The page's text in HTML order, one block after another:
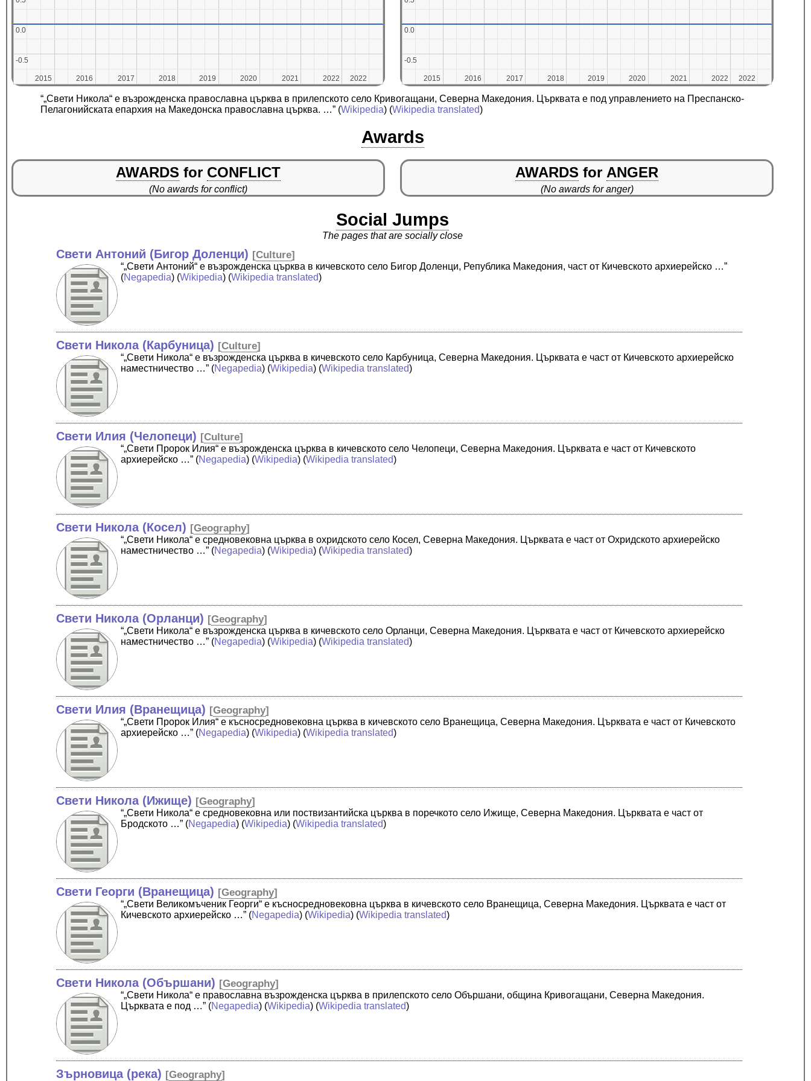
2015
2015 2016
2016 2017
2017 2018
2018 2019
2019 2020
2020 2021
2021 2022
2022 2022
2022
-0.5
-0.5
0.0
0.0
2015
2015 2016
2016 2017
2017 2018
2018 2019
2019 2020
2020 2021
2021 2022
2022 2022
2022
-0.5
-0.5
0.0
0.0
“„Свети Никола“ е възрожденска православна църква в прилепското село Кривогащани, Северна Македония. Църквата е под управлението на Преспанско-
Пелагонийската епархия на Македонска православна църква. …” (Wikipedia) (Wikipedia translated)
Awards
AWARDS for CONFLICT
(No awards for conflict)
AWARDS for ANGER
(No awards for anger)
Social Jumps
The pages that are socially close
Свети Антоний (Бигор Доленци) [Culture]
“„Свети Антоний“ е възрожденска църква в кичевското село Бигор Доленци, Република Македония, част от Кичевското архиерейско …”
(Negapedia) (Wikipedia) (Wikipedia translated)
Свети Никола (Карбуница) [Culture]
“„Свети Никола“ е възрожденска църква в кичевското село Карбуница, Северна Македония. Църквата е част от Кичевското архиерейско
наместничество …” (Negapedia) (Wikipedia) (Wikipedia translated)
Свети Илия (Челопеци) [Culture]
“„Свети Пророк Илия“ е възрожденска църква в кичевското село Челопеци, Северна Македония. Църквата е част от Кичевското
архиерейско …” (Negapedia) (Wikipedia) (Wikipedia translated)
Свети Никола (Косел) [Geography]
“„Свети Никола“ е средновековна църква в охридското село Косел, Северна Македония. Църквата е част от Охридското архиерейско
наместничество …” (Negapedia) (Wikipedia) (Wikipedia translated)
Свети Никола (Орланци) [Geography]
“„Свети Никола“ е възрожденска църква в кичевското село Орланци, Северна Македония. Църквата е част от Кичевското архиерейско
наместничество …” (Negapedia) (Wikipedia) (Wikipedia translated)
Свети Илия (Вранещица) [Geography]
“„Свети Пророк Илия“ е късносредновековна църква в кичевското село Вранещица, Северна Македония. Църквата е част от Кичевското
архиерейско …” (Negapedia) (Wikipedia) (Wikipedia translated)
Свети Никола (Ижище) [Geography]
“„Свети Никола“ е средновековна или поствизантийска църква в поречкото село Ижище, Северна Македония. Църквата е част от
Бродското …” (Negapedia) (Wikipedia) (Wikipedia translated)
Свети Георги (Вранещица) [Geography]
“„Свети Великомъченик Георги“ е късносредновековна църква в кичевското село Вранещица, Северна Македония. Църквата е част от
Кичевското архиерейско …” (Negapedia) (Wikipedia) (Wikipedia translated)
Свети Никола (Обършани) [Geography]
“„Свети Никола“ е православна възрожденска църква в прилепското село Обършани, община Кривогащани, Северна Македония.
Църквата е под …” (Negapedia) (Wikipedia) (Wikipedia translated)
Зърновица (река) [Geography]